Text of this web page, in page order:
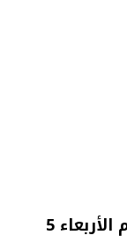
أسعار الذهب في السعودية اليوم الأربعاء 5